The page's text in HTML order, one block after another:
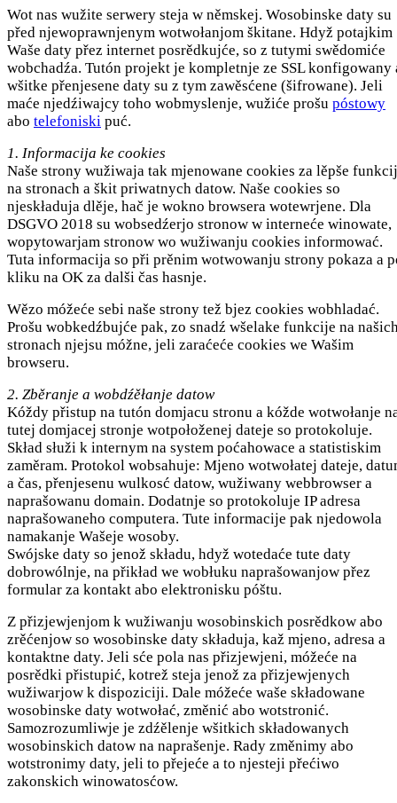
Wot nas wužite serwery steja w němskej. Wosobinske daty su
před njewoprawnjenym wotwołanjom škitane. Hdyž potajkim
Waše daty přez internet posrědkujće, so z tutymi swědomiće
wobchadźa. Tutón projekt je kompletnje ze SSL konfigowany
wšitke přenjesene daty su z tym zawěsćene (šifrowane). Jeli
maće njedźiwajcy toho wobmyslenje, wužiće prošu póstowy
abo telefoniski puć.
1. Informacija ke cookies
Naše strony wužiwaja tak mjenowane cookies za lěpše
na stronach a škit priwatnych datow. Naše cookies so
njeskładuja dlěje, hač je wokno browsera wotewrjene. Dla
DSGVO 2018 su wobsedźerjo stronow w interneće winowate,
wopytowarjam stronow wo wužiwanju cookies informować.
Tuta informacija so při prěnim wotwowanju strony pokaza a
kliku na OK za dalši čas hasnje.
Wězo móžeće sebi naše strony tež bjez cookies wobhladać.
Prošu wobkedźbujće pak, zo snadź wšelake funkcije na
stronach njejsu móžne, jeli zaraćeće cookies we Wašim
browseru.
2. Zběranje a wobdźěłanje datow
Kóždy přistup na tutón domjacu stronu a kóžde wotwołanje
tutej domjacej stronje wotpołoženej dateje so protokoluje.
Skład słuži k internym na system poćahowace a statistiskim
zaměram. Protokol wobsahuje: Mjeno wotwołatej dateje,
a čas, přenjesenu wulkosć datow, wužiwany webbrowser a
naprašowanu domain. Dodatnje so protokoluje IP adresa
naprašowaneho computera. Tute informacije pak njedowola
namakanje Wašeje wosoby.
Swójske daty so jenož składu, hdyž wotedaće tute daty
dobrowólnje, na přikład we wobłuku naprašowanjow přez
formular za kontakt abo elektronisku póštu.
Z přizjewjenjom k wužiwanju wosobinskich posrědkow abo
zrěćenjow so wosobinske daty składuja, kaž mjeno, adresa a
kontaktne daty. Jeli sće pola nas přizjewjeni, móžeće na
posrědki přistupić, kotrež steja jenož za přizjewjenych
wužiwarjow k dispoziciji. Dale móžeće waše składowane
wosobinske daty wotwołać, změnić abo wotstronić.
Samozrozumliwje je zdźělenje wšitkich składowanych
wosobinskich datow na naprašenje. Rady změnimy abo
wotstronimy daty, jeli to přejeće a to njesteji přećiwo
zakonskich winowatosćow.